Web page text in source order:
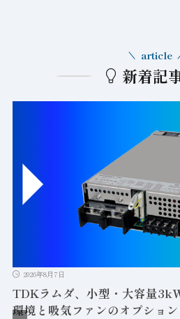
新着記
article
2026年8月7日
TDKラムダ、小型・大容量
環境と吸気ファンのオプショ